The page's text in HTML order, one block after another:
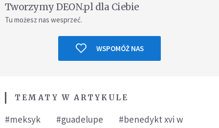
Tworzymy DEON.pl dla Ciebie
Tu możesz nas wesprzeć.
WSPOMÓŻ NAS
TEMATY W ARTYKULE
#meksyk #guadelupe
#benedykt xvi w